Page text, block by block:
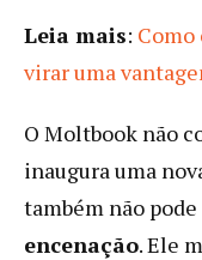
Leia mais: Como
virar uma
O Moltbook não
inaugura uma
também não
encenação. Ele